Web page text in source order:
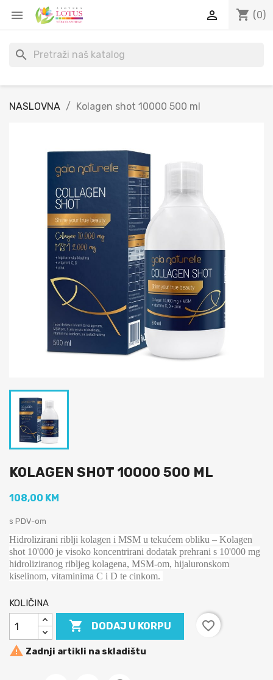
 shopping_cart (0)

search
NASLOVNA Kolagen shot 10000 500 ml
KOLAGEN SHOT 10000 500 ML
108,00 KM
s PDV-om
Hidrolizirani riblji kolagen i MSM u tekućem obliku – Kolagen
shot 10'000 je visoko koncentrirani dodatak prehrani s 10'000 mg
hidroliziranog ribljeg kolagena, MSM-om, hijaluronskom
kiselinom, vitaminima C i D te cinkom.
KOLIČINA
 DODAJ U KORPU
favorite_border
 Zadnji artikli na skladištu